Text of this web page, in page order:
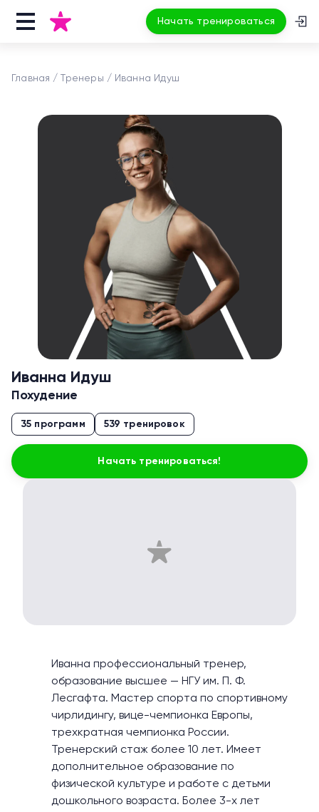
Начать тренироваться
Главная Тренеры Иванна Идуш
Иванна Идуш
Похудение
35 программ 539 тренировок
Начать тренироваться!
Иванна профессиональный тренер,
образование высшее — НГУ им. П. Ф.
Лесгафта. Мастер спорта по спортивному
чирлидингу, вице-чемпионка Европы,
трехкратная чемпионка России.
Тренерский стаж более 10 лет. Имеет
дополнительное образование по
физической культуре и работе с детьми
дошкольного возраста. Более 3-х лет